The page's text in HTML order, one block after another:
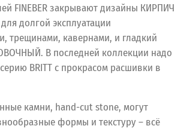
FINEBER закрывают дизайны КИРПИЧ
долгой эксплуатации
трещинами, кавернами, и гладкий
В последней коллекции надо
BRITT с прокрасом расшивки в
камни, hand-cut stone, могут
формы и текстуру – всё